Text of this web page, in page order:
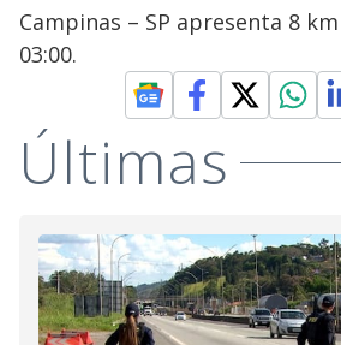
Campinas – SP apresenta 8
03:00.
Últimas